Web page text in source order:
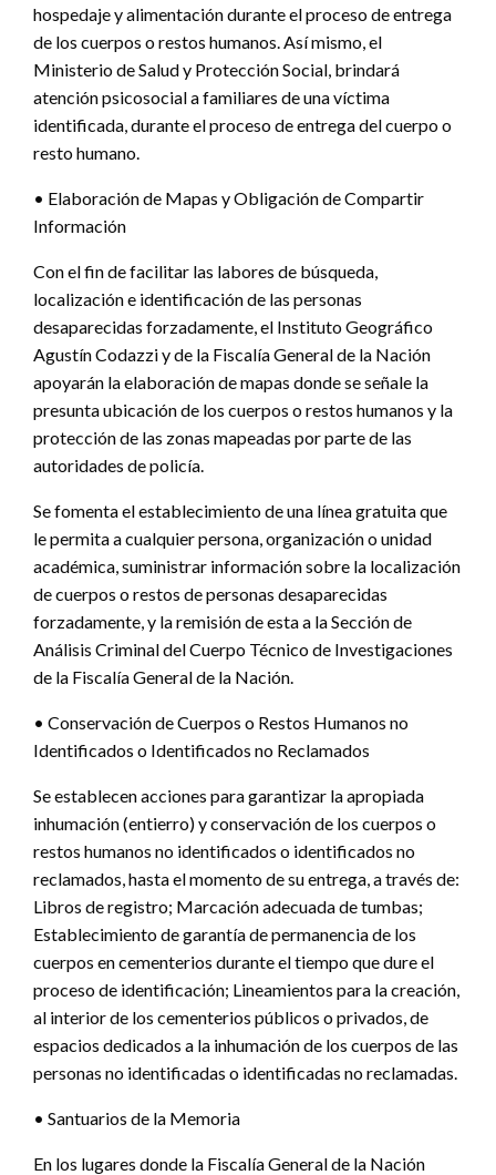
hospedaje y alimentación durante el proceso de entrega
de los cuerpos o restos humanos. Así mismo, el
Ministerio de Salud y Protección Social, brindará
atención psicosocial a familiares de una víctima
identificada, durante el proceso de entrega del cuerpo o
resto humano.
• Elaboración de Mapas y Obligación de Compartir
Información
Con el fin de facilitar las labores de búsqueda,
localización e identificación de las personas
desaparecidas forzadamente, el Instituto Geográfico
Agustín Codazzi y de la Fiscalía General de la Nación
apoyarán la elaboración de mapas donde se señale la
presunta ubicación de los cuerpos o restos humanos y la
protección de las zonas mapeadas por parte de las
autoridades de policía.
Se fomenta el establecimiento de una línea gratuita que
le permita a cualquier persona, organización o unidad
académica, suministrar información sobre la localización
de cuerpos o restos de personas desaparecidas
forzadamente, y la remisión de esta a la Sección de
Análisis Criminal del Cuerpo Técnico de Investigaciones
de la Fiscalía General de la Nación.
• Conservación de Cuerpos o Restos Humanos no
Identificados o Identificados no Reclamados
Se establecen acciones para garantizar la apropiada
inhumación (entierro) y conservación de los cuerpos o
restos humanos no identificados o identificados no
reclamados, hasta el momento de su entrega, a través de:
Libros de registro; Marcación adecuada de tumbas;
Establecimiento de garantía de permanencia de los
cuerpos en cementerios durante el tiempo que dure el
proceso de identificación; Lineamientos para la creación,
al interior de los cementerios públicos o privados, de
espacios dedicados a la inhumación de los cuerpos de las
personas no identificadas o identificadas no reclamadas.
• Santuarios de la Memoria
En los lugares donde la Fiscalía General de la Nación